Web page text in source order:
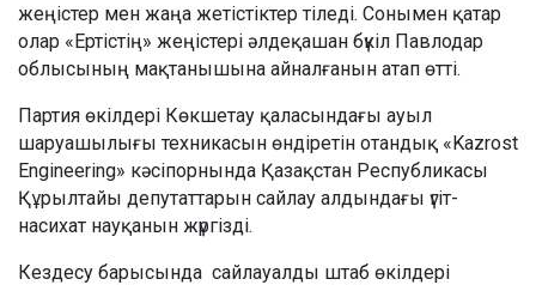
жеңістер мен жаңа жетістіктер тіледі. Сонымен қатар
олар «Ертістің» жеңістері әлдеқашан бүкіл Павлодар
облысының мақтанышына айналғанын атап өтті.
Партия өкілдері Көкшетау қаласындағы ауыл
шаруашылығы техникасын өндіретін отандық «Kazrost
Engineering» кәсіпорнында Қазақстан Республикасы
Құрылтайы депутаттарын сайлау алдындағы үгіт-
насихат науқанын жүргізді.
Кездесу барысында сайлауалды штаб өкілдері